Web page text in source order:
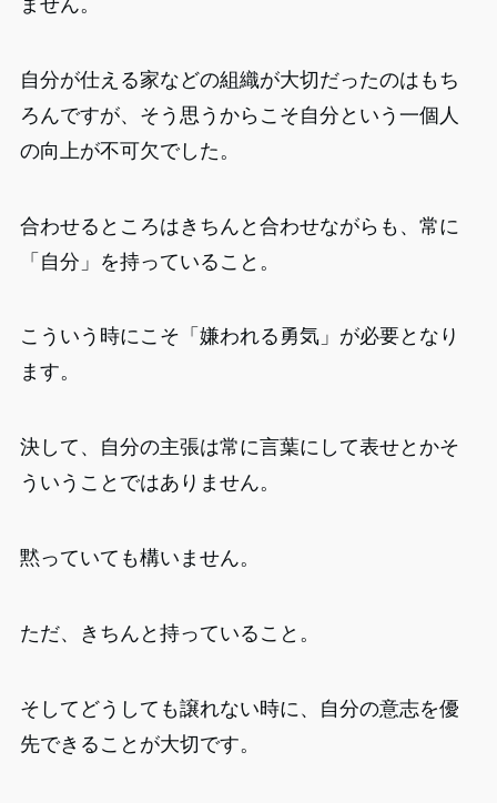
自分が仕える家などの組織が大切だったのはもち
ろんですが、そう思うからこそ自分という一個人
の向上が不可欠でした。
合わせるところはきちんと合わせながらも、常に
「自分」を持っていること。
こういう時にこそ「嫌われる勇気」が必要となり
ます。
決して、自分の主張は常に言葉にして表せとかそ
ういうことではありません。
黙っていても構いません。
ただ、きちんと持っていること。
そしてどうしても譲れない時に、自分の意志を優
先できることが大切です。